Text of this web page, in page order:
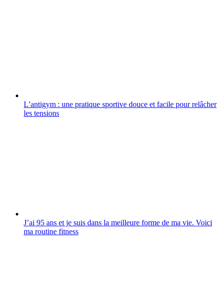
L’antigym : une pratique sportive douce et facile pour relâcher
les tensions
J’ai 95 ans et je suis dans la meilleure forme de ma vie. Voici
ma routine fitness